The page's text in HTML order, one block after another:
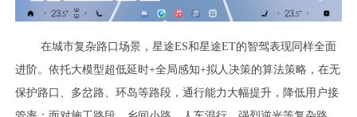
在城市复杂路口场景，星途ES和星途ET的智驾表现同样全面
进阶。依托大模型超低延时+全局感知+拟人决策的算法策略，在无
保护路口、多岔路、环岛等路段，通行能力大幅提升，降低用户接